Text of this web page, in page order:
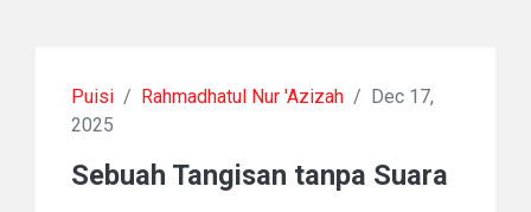
Puisi / Rahmadhatul Nur 'Azizah /
Dec 17,
2025
Sebuah Tangisan tanpa Suara